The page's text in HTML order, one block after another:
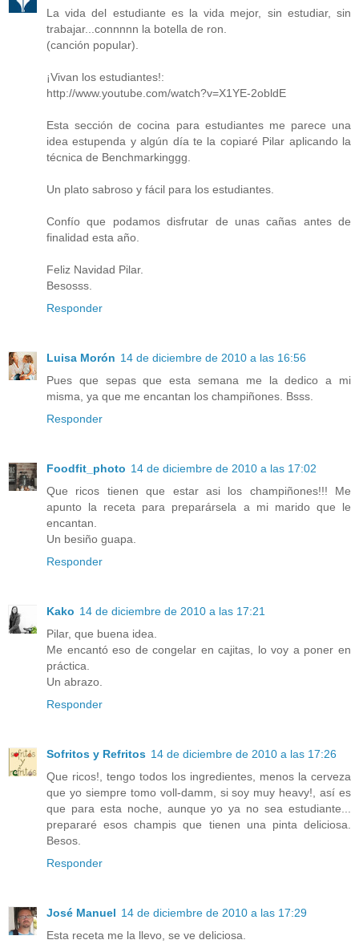
La vida del estudiante es la vida mejor, sin estudiar, sin
trabajar...connnnn la botella de ron.
(canción popular).
¡Vivan los estudiantes!:
http://www.youtube.com/watch?v=X1YE-2obldE
Esta sección de cocina para estudiantes me parece una
idea estupenda y algún día te la copiaré Pilar aplicando la
técnica de Benchmarkinggg.
Un plato sabroso y fácil para los estudiantes.
Confío que podamos disfrutar de unas cañas antes de
finalidad esta año.
Feliz Navidad Pilar.
Besosss.
Responder
Luisa Morón 14 de diciembre de 2010 a las 16:56
Pues que sepas que esta semana me la dedico a mi
misma, ya que me encantan los champiñones. Bsss.
Responder
Foodfit_photo 14 de diciembre de 2010 a las 17:02
Que ricos tienen que estar asi los champiñones!!! Me
apunto la receta para preparársela a mi marido que le
encantan.
Un besiño guapa.
Responder
Kako 14 de diciembre de 2010 a las 17:21
Pilar, que buena idea.
Me encantó eso de congelar en cajitas, lo voy a poner en
práctica.
Un abrazo.
Responder
Sofritos y Refritos 14 de diciembre de 2010 a las 17:26
Que ricos!, tengo todos los ingredientes, menos la cerveza
que yo siempre tomo voll-damm, si soy muy heavy!, así es
que para esta noche, aunque yo ya no sea estudiante...
prepararé esos champis que tienen una pinta deliciosa.
Besos.
Responder
José Manuel 14 de diciembre de 2010 a las 17:29
Esta receta me la llevo, se ve deliciosa.